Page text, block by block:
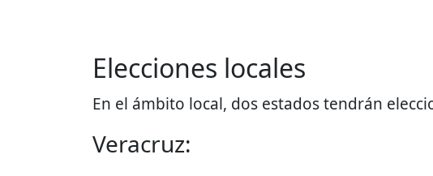
Elecciones locales
En el ámbito local, dos estados tendrán
Veracruz: